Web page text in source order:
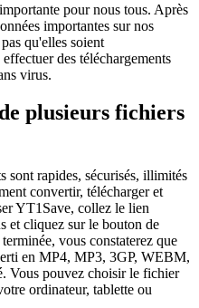
pour nous tous. Après
importantes sur nos
qu'elles soient
des téléchargements
virus.
plusieurs fichiers
sont rapides, sécurisés, illimités
convertir, télécharger et
YT1Save, collez le lien
et cliquez sur le bouton de
vous constaterez que
en MP4, MP3, 3GP, WEBM,
Vous pouvez choisir le fichier
ordinateur, tablette ou